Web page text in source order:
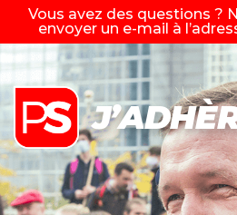
Vous avez des questions ?
envoyer un e-mail à